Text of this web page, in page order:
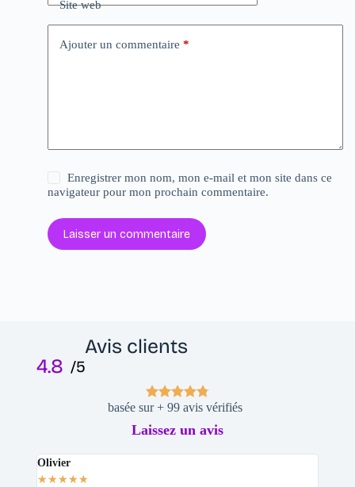
Site web
Ajouter un commentaire *
Enregistrer mon nom, mon e-mail et mon site dans ce
navigateur pour mon prochain commentaire.
Laisser un commentaire
Avis clients
4.8 /5
basée sur + 99 avis vérifiés
Laissez un avis
Olivier
★★★★★